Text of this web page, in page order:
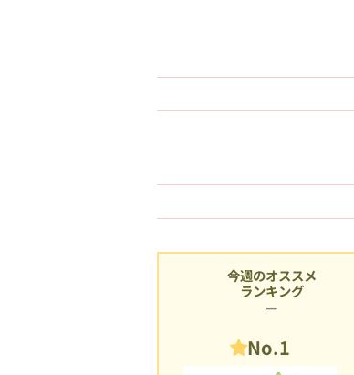
今週のオススメ
ランキング
No.1